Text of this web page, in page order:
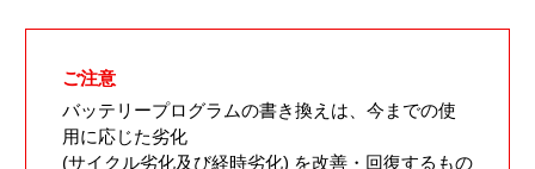
ご注意
バッテリープログラムの書き換えは、今までの使
用に応じた劣化
(サイクル劣化及び経時劣化) を改善・回復するもの